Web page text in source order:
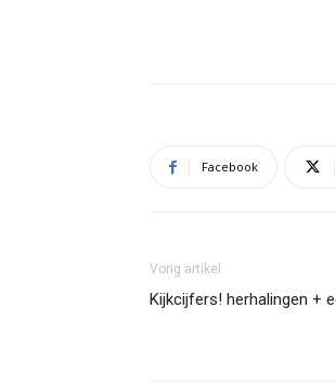
Facebook
Vorig artikel
Kijkcijfers! herhalingen +